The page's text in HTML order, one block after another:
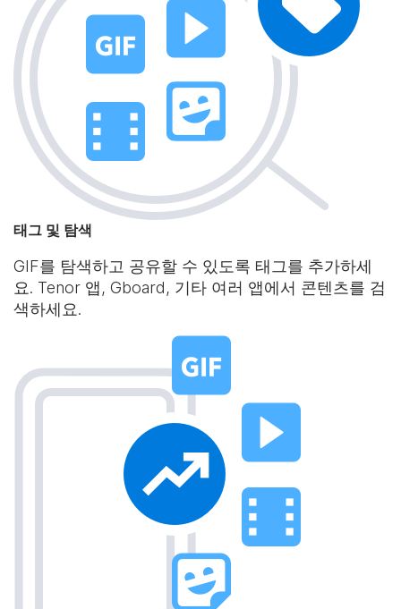
태그 및 탐색
GIF를 탐색하고 공유할 수 있도록 태그를 추가하세
요. Tenor 앱, Gboard, 기타 여러 앱에서 콘텐츠를 검
색하세요.